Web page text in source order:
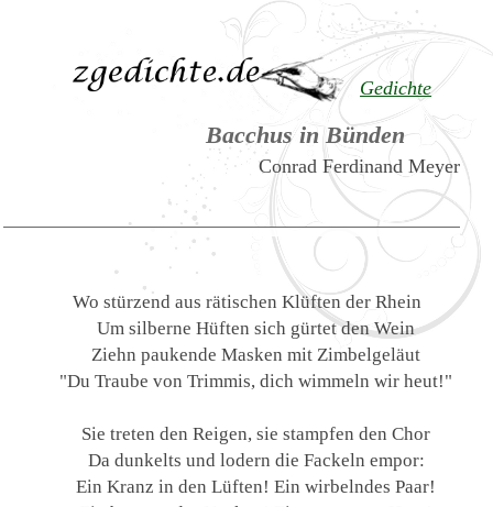
Gedichte
Bacchus in Bünden
Conrad Ferdinand Meyer
Wo stürzend aus rätischen Klüften der Rhein
Um silberne Hüften sich gürtet den Wein
Ziehn paukende Masken mit Zimbelgeläut
"Du Traube von Trimmis, dich wimmeln wir heut!"
Sie treten den Reigen, sie stampfen den Chor
Da dunkelts und lodern die Fackeln empor:
Ein Kranz in den Lüften! Ein wirbelndes Paar!